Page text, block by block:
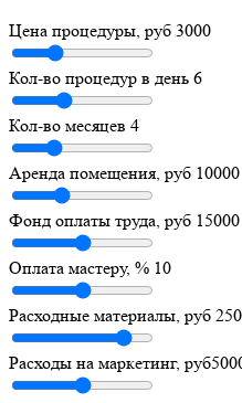
Цена процедуры, руб 3000
Кол-во процедур в день 6
Кол-во месяцев 4
Аренда помещения, руб 10000
Фонд оплаты труда, руб 15000
Оплата мастеру, % 10
Расходные материалы, руб
Расходы на маркетинг, руб